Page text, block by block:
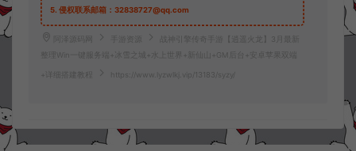
5. 侵权联系邮箱：32838727@qq.com
阿泽源码网 手游资源
战神引擎传奇手游【逍遥火龙】3月最新
整理Win一键服务端+冰雪之城+水上世界+新仙山+GM后台+安卓苹果双端
+详细搭建教程 https://www.lyzwlkj.vip/13183/syzy/